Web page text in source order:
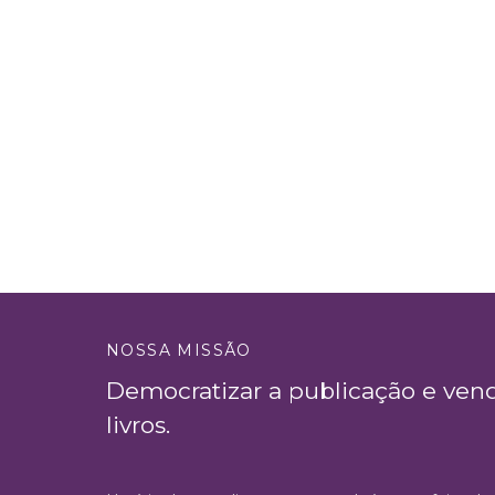
NOSSA MISSÃO
Democratizar a publicação e
livros.